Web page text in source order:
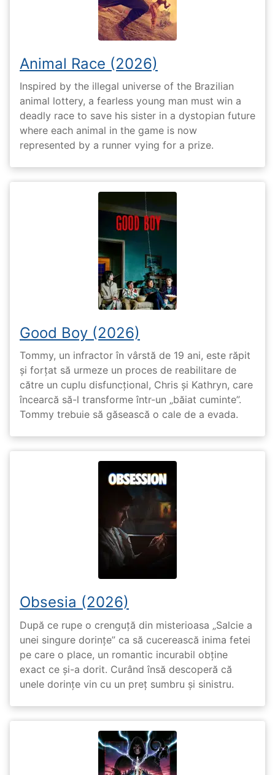
Animal Race (2026)
Inspired by the illegal universe of the Brazilian
animal lottery, a fearless young man must win a
deadly race to save his sister in a dystopian future
where each animal in the game is now
represented by a runner vying for a prize.
Good Boy (2026)
Tommy, un infractor în vârstă de 19 ani, este răpit
și forțat să urmeze un proces de reabilitare de
către un cuplu disfuncțional, Chris și Kathryn, care
încearcă să-l transforme într-un „băiat cuminte”.
Tommy trebuie să găsească o cale de a evada.
Obsesia (2026)
După ce rupe o crenguță din misterioasa „Salcie a
unei singure dorințe” ca să cucerească inima fetei
pe care o place, un romantic incurabil obține
exact ce și-a dorit. Curând însă descoperă că
unele dorințe vin cu un preț sumbru și sinistru.